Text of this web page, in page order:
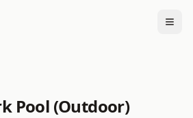
Pool (Outdoor)